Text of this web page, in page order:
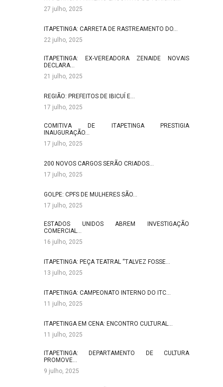
27 julho, 2025
ITAPETINGA: CARRETA DE RASTREAMENTO DO…
22 julho, 2025
ITAPETINGA: EX-VEREADORA ZENAIDE NOVAIS
DECLARA…
21 julho, 2025
REGIÃO: PREFEITOS DE IBICUÍ E…
17 julho, 2025
COMITIVA DE ITAPETINGA PRESTIGIA
INAUGURAÇÃO…
17 julho, 2025
200 NOVOS CARGOS SERÃO CRIADOS…
17 julho, 2025
GOLPE: CPFS DE MULHERES SÃO…
17 julho, 2025
ESTADOS UNIDOS ABREM INVESTIGAÇÃO
COMERCIAL…
16 julho, 2025
ITAPETINGA: PEÇA TEATRAL “TALVEZ FOSSE…
13 julho, 2025
ITAPETINGA: CAMPEONATO INTERNO DO ITC…
11 julho, 2025
ITAPETINGA EM CENA: ENCONTRO CULTURAL…
11 julho, 2025
ITAPETINGA: DEPARTAMENTO DE CULTURA
PROMOVE…
9 julho, 2025